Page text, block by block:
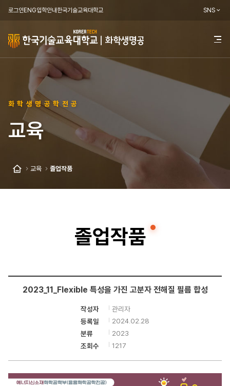
로그인ENG입학안내한국기술교육대학교 SNS
한
국
교
육
학
교
공
전
메
화학생명공학전공
교육
교육 졸업작품
졸업작품
2023_11_Flexible 특성을 가진 고분자 전해질 필름 합성
작성자
관리자
등록일
2024.02.28
분류
2023
조회수
1217